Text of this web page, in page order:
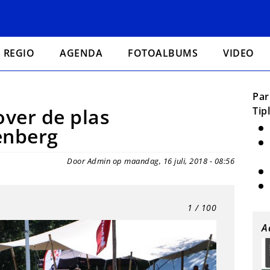
REGIO AGENDA FOTOALBUMS VIDEO
de plas
Door Admin op maandag, 16 juli, 2018 - 08:56
1 / 100